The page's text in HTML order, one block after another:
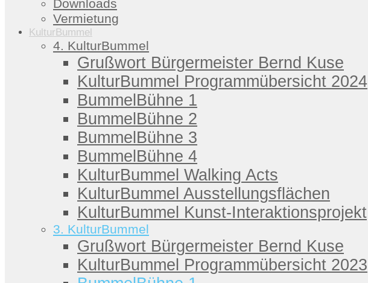
Downloads
Vermietung
KulturBummel
4. KulturBummel
Grußwort Bürgermeister Bernd Kuse
KulturBummel Programmübersicht 2024
BummelBühne 1
BummelBühne 2
BummelBühne 3
BummelBühne 4
KulturBummel Walking Acts
KulturBummel Ausstellungsflächen
KulturBummel Kunst-Interaktionsprojekt
3. KulturBummel
Grußwort Bürgermeister Bernd Kuse
KulturBummel Programmübersicht 2023